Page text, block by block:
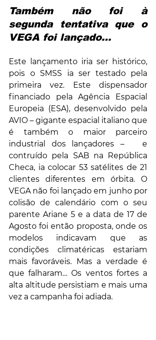
Também não foi à
segunda tentativa que o
VEGA foi lançado…
Este lançamento iria ser histórico,
pois o SMSS ia ser testado pela
primeira vez. Este dispensador
financiado pela Agência Espacial
Europeia (ESA), desenvolvido pela
AVIO – gigante espacial italiano que
é também o maior parceiro
industrial dos lançadores –   e
contruído pela SAB na República
Checa, ia colocar 53 satélites de 21
clientes diferentes em órbita. O
VEGA não foi lançado em junho por
colisão de calendário com o seu
parente Ariane 5 e a data de 17 de
Agosto foi então proposta, onde os
modelos indicavam que as
condições climatéricas estariam
mais favoráveis. Mas a verdade é
que falharam… Os ventos fortes a
alta altitude persistiam e mais uma
vez a campanha foi adiada.